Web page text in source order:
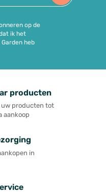
op de
ik het
heb
producten
uw producten tot
aankoop
in